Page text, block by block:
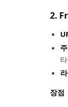
2.
장점